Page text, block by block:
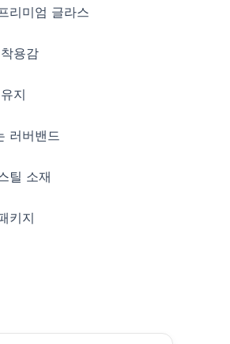
리미엄 글라스
용감
지
러버밴드
틸 소재
키지